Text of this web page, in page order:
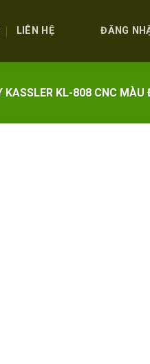
LIÊN HỆ ĐĂNG
KL-808 CNC MÀU